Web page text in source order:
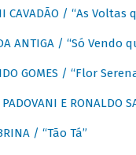
CAVADÃO / “As Voltas
ANTIGA / “Só Vendo
GOMES / “Flor
PADOVANI E RONALDO
/ “Tão Tá”